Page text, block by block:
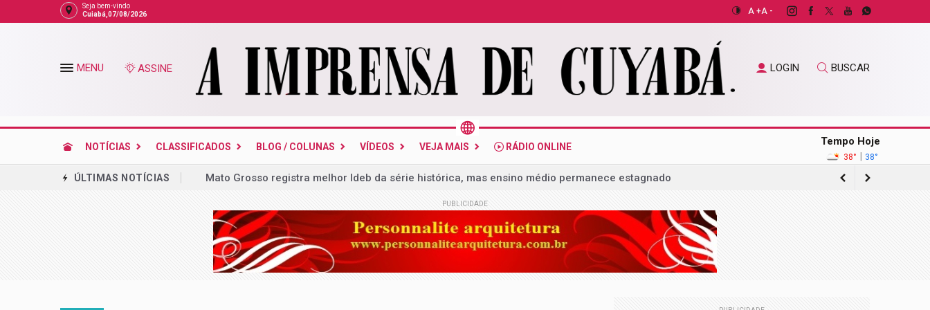
Seja bem-vindo
Cuiabá,07/08/2026
A +A -
MENU ASSINE LOGIN BUSCAR
NOTÍCIAS CLASSIFICADOS BLOG / COLUNAS VÍDEOS VEJA MAIS RÁDIO ONLINE Tempo Hoje
38° | 38°
ÚLTIMAS NOTÍCIAS
Mato Grosso registra melhor Ideb da série histórica, mas ensino médio permanece estagnado
Mauro, Virginia, Garcia e desembargador: lista da PF tem 31 alvos
Em decisão, STF enumera mais de 20 indícios para autorizar operação em investigação sobre acordo com operadora de
PUBLICIDADE